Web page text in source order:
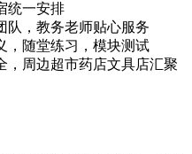
统一安排
队，教务老师贴心服务
，随堂练习，模块测试
，周边超市药店文具店汇聚